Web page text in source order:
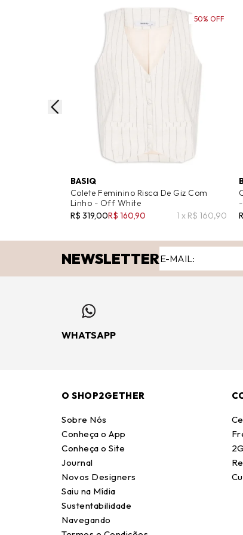
BASIQ
Colete Feminino Risca De Giz Com
Linho - Off White
R$ 319,00R$ 160,90 1 x R$ 160,90
50% OFF
NEWSLETTER
WHATSAPP
O SHOP2GETHER
Sobre Nós
Conheça o App
Conheça o Site
Journal
Novos Designers
Saiu na Mídia
Sustentabilidade
Navegando